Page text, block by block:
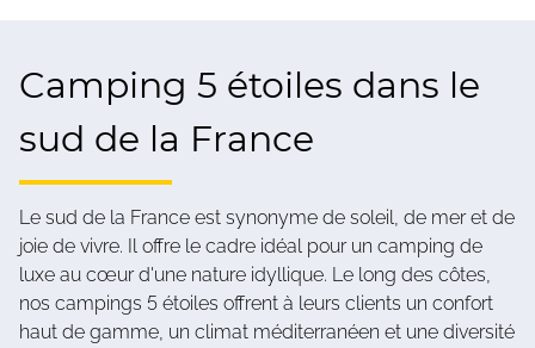
Camping 5 étoiles dans le
sud de la France
Le sud de la France est synonyme de soleil, de mer et de
joie de vivre. Il offre le cadre idéal pour un camping de
luxe au cœur d'une nature idyllique. Le long des côtes,
nos campings 5 étoiles offrent à leurs clients un confort
haut de gamme, un climat méditerranéen et une diversité